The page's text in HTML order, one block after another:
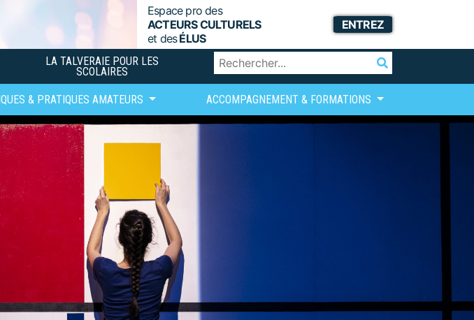
Espace pro des
ACTEURS CULTURELS
et desÉLUS
ENTREZ
LA TALVERAIE POUR LES
SCOLAIRES
& PRATIQUES AMATEURS ACCOMPAGNEMENT & FORMATIONS